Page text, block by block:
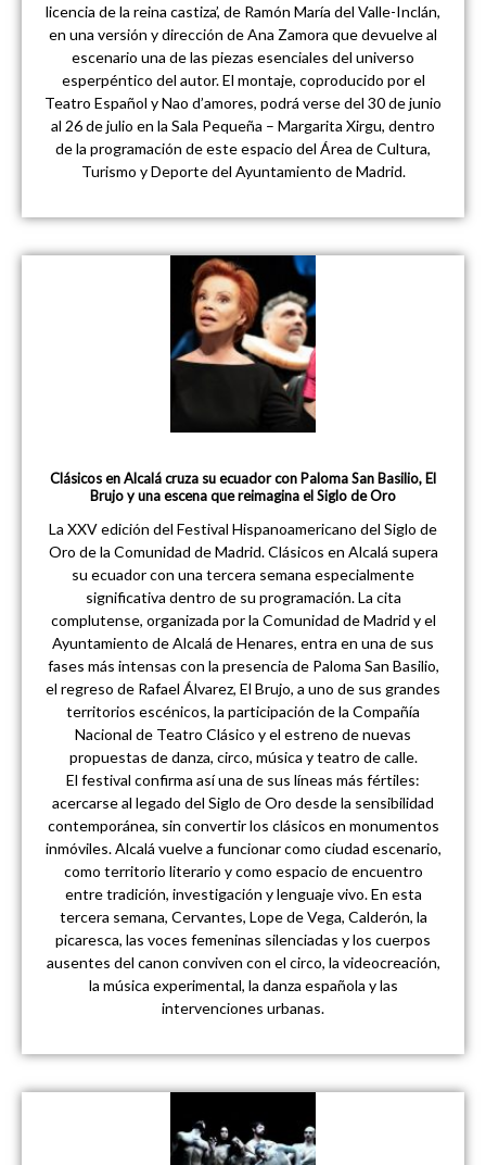
licencia de la reina castiza’, de Ramón María del Valle-Inclán,
en una versión y dirección de Ana Zamora que devuelve al
escenario una de las piezas esenciales del universo
esperpéntico del autor. El montaje, coproducido por el
Teatro Español y Nao d’amores, podrá verse del 30 de junio
al 26 de julio en la Sala Pequeña – Margarita Xirgu, dentro
de la programación de este espacio del Área de Cultura,
Turismo y Deporte del Ayuntamiento de Madrid.
Clásicos en Alcalá cruza su ecuador con Paloma San Basilio, El
Brujo y una escena que reimagina el Siglo de Oro
La XXV edición del Festival Hispanoamericano del Siglo de
Oro de la Comunidad de Madrid. Clásicos en Alcalá supera
su ecuador con una tercera semana especialmente
significativa dentro de su programación. La cita
complutense, organizada por la Comunidad de Madrid y el
Ayuntamiento de Alcalá de Henares, entra en una de sus
fases más intensas con la presencia de Paloma San Basilio,
el regreso de Rafael Álvarez, El Brujo, a uno de sus grandes
territorios escénicos, la participación de la Compañía
Nacional de Teatro Clásico y el estreno de nuevas
propuestas de danza, circo, música y teatro de calle.
El festival confirma así una de sus líneas más fértiles:
acercarse al legado del Siglo de Oro desde la sensibilidad
contemporánea, sin convertir los clásicos en monumentos
inmóviles. Alcalá vuelve a funcionar como ciudad escenario,
como territorio literario y como espacio de encuentro
entre tradición, investigación y lenguaje vivo. En esta
tercera semana, Cervantes, Lope de Vega, Calderón, la
picaresca, las voces femeninas silenciadas y los cuerpos
ausentes del canon conviven con el circo, la videocreación,
la música experimental, la danza española y las
intervenciones urbanas.